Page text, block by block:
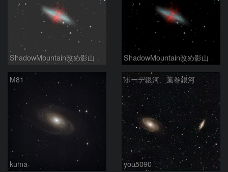
ShadowMountain改め影山 ShadowMountain改め影山
M81
kuma-
ボーデ銀河、葉巻銀河
you5090